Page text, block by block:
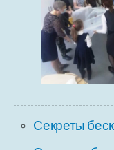
Секреты